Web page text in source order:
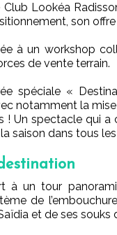
Lookéa
son
à un workshop
de vente terrain.
spéciale «
notamment la
! Un spectacle qui
saison dans tous
à un tour
de
et de ses souks